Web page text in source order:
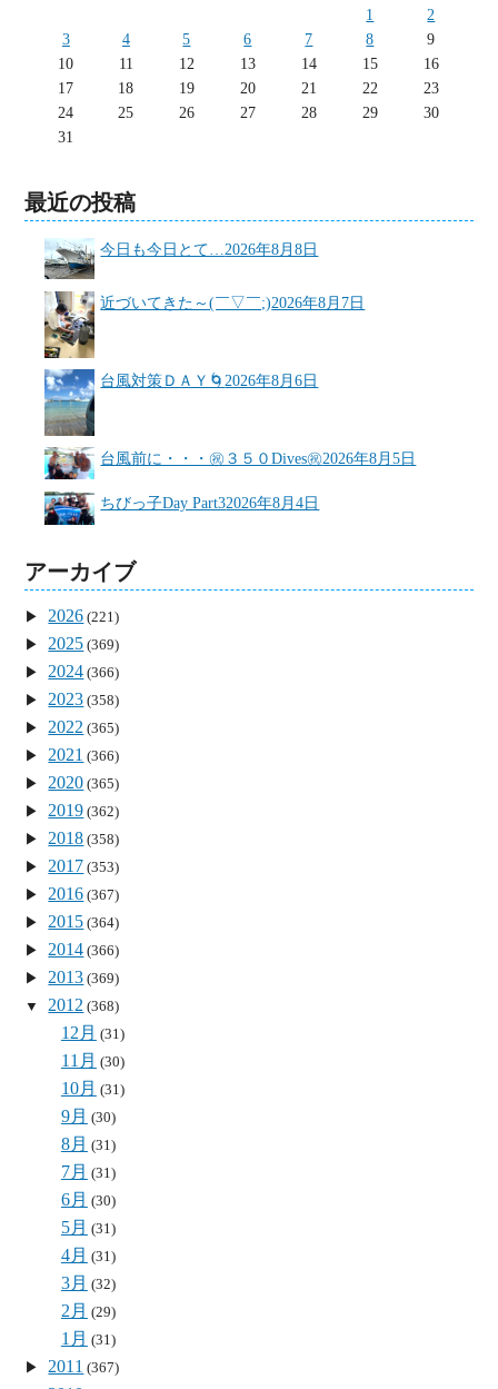
1
2
3
4 5 6 7 8
9
10
11 12 13 14 15
16
17
18 19 20 21 22
23
24
25 26 27 28 29
30
31
最近の投稿
今日も今日とて… 2026年8月8日
近づいてきた～(￣▽￣;)2026年8月7日
台風対策ＤＡＹ🌀 2026年8月6日
台風前に・・・㊗３５０Dives㊗2026年8月5日
ちびっ子Day Part32026年8月4日
アーカイブ
2026 (221)
2025 (369)
2024 (366)
2023 (358)
2022 (365)
2021 (366)
2020 (365)
2019 (362)
2018 (358)
2017 (353)
2016 (367)
2015 (364)
2014 (366)
2013 (369)
2012 (368)
12月 (31)
11月 (30)
10月 (31)
9月 (30)
8月 (31)
7月 (31)
6月 (30)
5月 (31)
4月 (31)
3月 (32)
2月 (29)
1月 (31)
2011 (367)